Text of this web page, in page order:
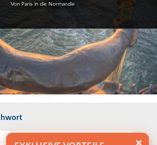
Von Paris in die Normandie